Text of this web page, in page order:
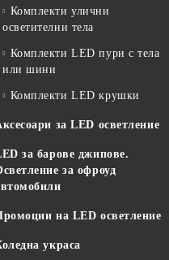
Комплекти улични
осветителни тела
Комплекти LED пури с тела
или шини
Комплекти LED крушки
за LED осветление
за барове джипове.
за офроуд
на LED осветление
украса